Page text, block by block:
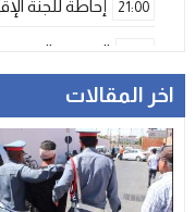
21:00 إحاطة للجنة
المنتخب المغربي
21:06 فيضانات قوية
17:18 دراجات
13:11 وجدة…وفاة
اخر المقالات